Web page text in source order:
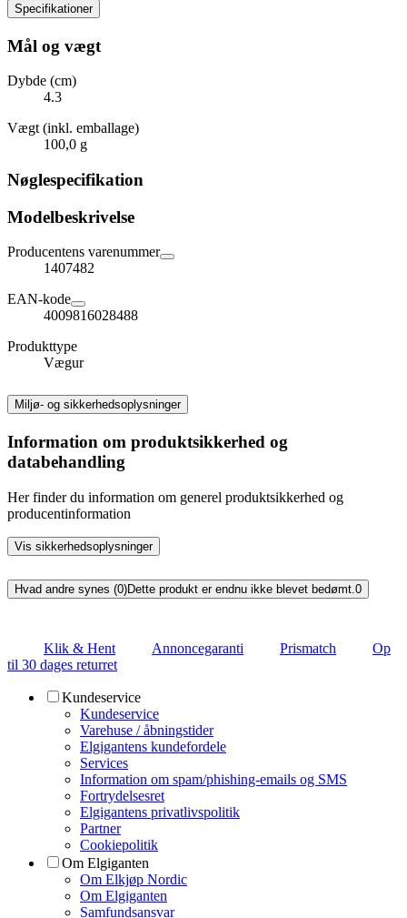
Specifikationer
Mål og vægt
Dybde (cm)
4.3
Vægt (inkl. emballage)
100,0 g
Nøglespecifikation
Modelbeskrivelse
Producentens varenummer
1407482
EAN-kode
4009816028488
Produkttype
Vægur
Miljø- og sikkerhedsoplysninger
Information om produktsikkerhed og
databehandling
Her finder du information om generel produktsikkerhed og
producentinformation
Vis sikkerhedsoplysninger
Hvad andre synes (0)Dette produkt er endnu ikke blevet bedømt. 0
Klik & Hent Annoncegaranti Prismatch
Op
til 30 dages returret
Kundeservice
Kundeservice
Varehuse / åbningstider
Elgigantens kundefordele
Services
Information om spam/phishing-emails og SMS
Fortrydelsesret
Elgigantens privatlivspolitik
Partner
Cookiepolitik
Om Elgiganten
Om Elkjøp Nordic
Om Elgiganten
Samfundsansvar